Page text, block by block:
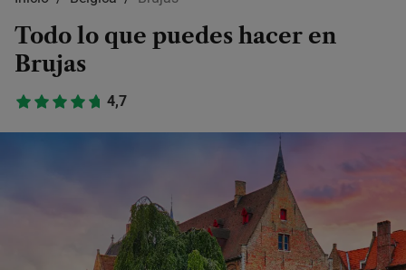
Todo lo que puedes hacer en
Brujas
4,7